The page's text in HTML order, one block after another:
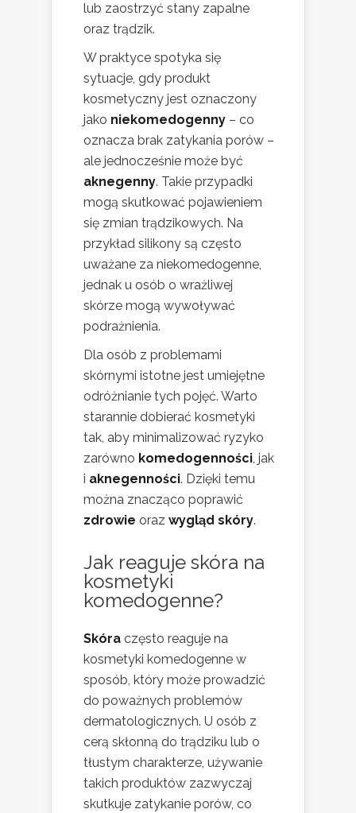
lub zaostrzyć stany zapalne
oraz trądzik.
W praktyce spotyka się
sytuacje, gdy produkt
kosmetyczny jest oznaczony
jako niekomedogenny – co
oznacza brak zatykania porów –
ale jednocześnie może być
aknegenny. Takie przypadki
mogą skutkować pojawieniem
się zmian trądzikowych. Na
przykład silikony są często
uważane za niekomedogenne,
jednak u osób o wrażliwej
skórze mogą wywoływać
podrażnienia.
Dla osób z problemami
skórnymi istotne jest umiejętne
odróżnianie tych pojęć. Warto
starannie dobierać kosmetyki
tak, aby minimalizować ryzyko
zarówno komedogenności, jak
i aknegenności. Dzięki temu
można znacząco poprawić
zdrowie oraz wygląd skóry.
Jak reaguje skóra na
kosmetyki
komedogenne?
Skóra często reaguje na
kosmetyki komedogenne w
sposób, który może prowadzić
do poważnych problemów
dermatologicznych. U osób z
cerą skłonną do trądziku lub o
tłustym charakterze, używanie
takich produktów zazwyczaj
skutkuje zatykanie porów, co